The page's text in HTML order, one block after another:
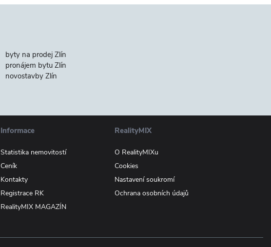
byty na prodej Zlín
pronájem bytu Zlín
novostavby Zlín
Informace
Statistika nemovitostí
Ceník
Kontakty
Registrace RK
RealityMIX MAGAZÍN
RealityMIX
O RealityMIXu
Cookies
Nastavení soukromí
Ochrana osobních údajů